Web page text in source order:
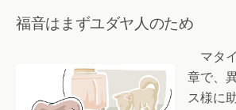
福音はまずユダヤ人のため
マタ
章で、
ス様に